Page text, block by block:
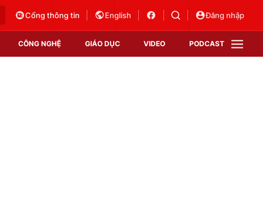
Cổng thông tin English Đăng nhập
CÔNG NGHỆ GIÁO DỤC VIDEO PODCAST